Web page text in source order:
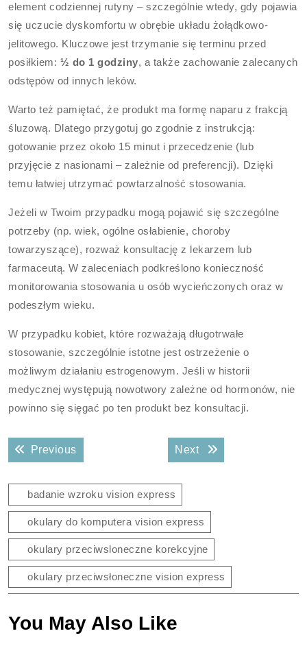
element codziennej rutyny – szczególnie wtedy, gdy pojawia
się uczucie dyskomfortu w obrębie układu żołądkowo-
jelitowego. Kluczowe jest trzymanie się terminu przed
posiłkiem: ½ do 1 godziny, a także zachowanie zalecanych
odstępów od innych leków.
Warto też pamiętać, że produkt ma formę naparu z frakcją
śluzową. Dlatego przygotuj go zgodnie z instrukcją:
gotowanie przez około 15 minut i przecedzenie (lub
przyjęcie z nasionami – zależnie od preferencji). Dzięki
temu łatwiej utrzymać powtarzalność stosowania.
Jeżeli w Twoim przypadku mogą pojawić się szczególne
potrzeby (np. wiek, ogólne osłabienie, choroby
towarzyszące), rozważ konsultację z lekarzem lub
farmaceutą. W zaleceniach podkreślono konieczność
monitorowania stosowania u osób wycieńczonych oraz w
podeszłym wieku.
W przypadku kobiet, które rozważają długotrwałe
stosowanie, szczególnie istotne jest ostrzeżenie o
możliwym działaniu estrogenowym. Jeśli w historii
medycznej występują nowotwory zależne od hormonów, nie
powinno się sięgać po ten produkt bez konsultacji.
Nawigacja
wpisuPreviousPrevious post: Next Next post:
badanie wzroku vision express
okulary do komputera vision express
okulary przeciwsloneczne korekcyjne
okulary przeciwsłoneczne vision express
You May Also Like